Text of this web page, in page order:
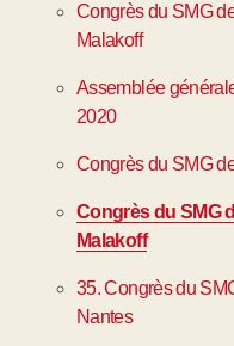
Congrès du SMG
Malakoff
Assemblée
2020
Congrès du SMG
Congrès du SMG
Malakoff
35. Congrès du
Nantes